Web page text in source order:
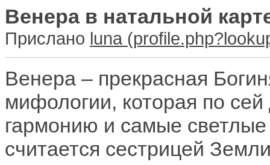
Венера в натальной
Прислано luna
Венера – прекрасная
мифологии, которая по
гармонию и самые
считается сестрицей